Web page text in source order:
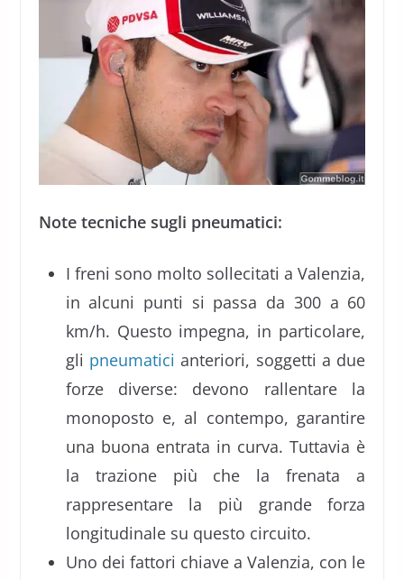
Note tecniche sugli pneumatici:
I freni sono molto sollecitati a Valenzia,
in alcuni punti si passa da 300 a 60
km/h. Questo impegna, in particolare,
gli pneumatici anteriori, soggetti a due
forze diverse: devono rallentare la
monoposto e, al contempo, garantire
una buona entrata in curva. Tuttavia è
la trazione più che la frenata a
rappresentare la più grande forza
longitudinale su questo circuito.
Uno dei fattori chiave a Valenzia, con le